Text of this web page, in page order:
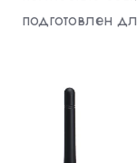
подготовлен